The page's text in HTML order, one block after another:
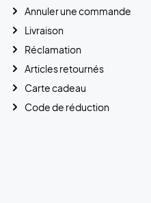
Annuler une commande
Livraison
Réclamation
Articles retournés
Carte cadeau
Code de réduction